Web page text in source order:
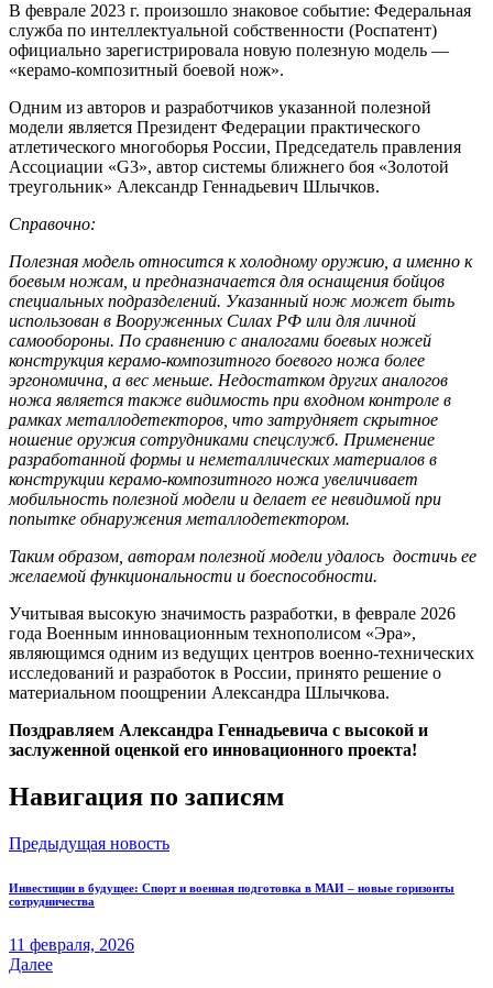
В феврале 2023 г. произошло знаковое событие: Федеральная
служба по интеллектуальной собственности (Роспатент)
официально зарегистрировала новую полезную модель —
«керамо-композитный боевой нож».
Одним из авторов и разработчиков указанной полезной
модели является Президент Федерации практического
атлетического многоборья России, Председатель правления
Ассоциации «G3», автор системы ближнего боя «Золотой
треугольник» Александр Геннадьевич Шлычков.
Справочно:
Полезная модель относится к холодному оружию, а именно к
боевым ножам, и предназначается для оснащения бойцов
специальных подразделений. Указанный нож может быть
использован в Вооруженных Силах РФ или для личной
самообороны. По сравнению с аналогами боевых ножей
конструкция керамо-композитного боевого ножа более
эргономична, а вес меньше. Недостатком других аналогов
ножа является также видимость при входном контроле в
рамках металлодетекторов, что затрудняет скрытное
ношение оружия сотрудниками спецслужб. Применение
разработанной формы и неметаллических материалов в
конструкции керамо-композитного ножа увеличивает
мобильность полезной модели и делает ее невидимой при
попытке обнаружения металлодетектором.
Таким образом, авторам полезной модели удалось достичь ее
желаемой функциональности и боеспособности.
Учитывая высокую значимость разработки, в феврале 2026
года Военным инновационным технополисом «Эра»,
являющимся одним из ведущих центров военно-технических
исследований и разработок в России, принято решение о
материальном поощрении Александра Шлычкова.
Поздравляем Александра Геннадьевича с высокой и
заслуженной оценкой его инновационного проекта!
Навигация по записям
Предыдущая новость
Инвестиции в будущее: Спорт и военная подготовка в МАИ – новые горизонты
сотрудничества
11 февраля, 2026
Далее